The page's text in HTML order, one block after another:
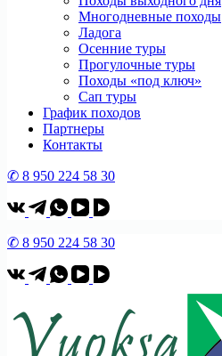
Многодневные походы
Ладога
Осенние туры
Прогулочные туры
Походы «под ключ»
Сап туры
График походов
Партнеры
Контакты
✆ 8 950 224 58 30
✆ 8 950 224 58 30